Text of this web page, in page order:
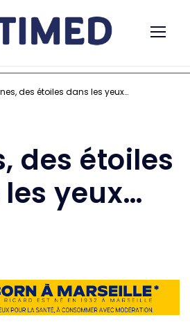
des étoiles dans les yeux…
des étoiles
yeux…